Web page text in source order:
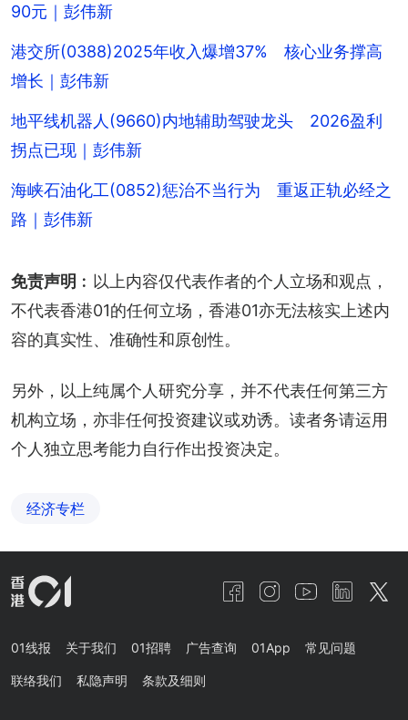
90元｜彭伟新
港交所(0388)2025年收入爆增37% 核心业务撑高
增长｜彭伟新
地平线机器人(9660)内地辅助驾驶龙头 2026盈利
拐点已现｜彭伟新
海峡石油化工(0852)惩治不当行为 重返正轨必经之
路｜彭伟新
免责声明 ︰以上内容仅代表作者的个人立场和观点，
不代表香港01的任何立场，香港01亦无法核实上述内
容的真实性、准确性和原创性。
另外，以上纯属个人研究分享，并不代表任何第三方
机构立场，亦非任何投资建议或劝诱。读者务请运用
个人独立思考能力自行作出投资决定。
经济专栏
01线报 关于我们 01招聘 广告查询 01App 常见问题
联络我们 私隐声明 条款及细则